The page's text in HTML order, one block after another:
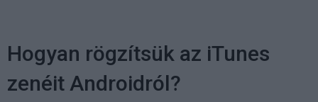
Hogyan rögzítsük az iTunes
zenéit Androidról?